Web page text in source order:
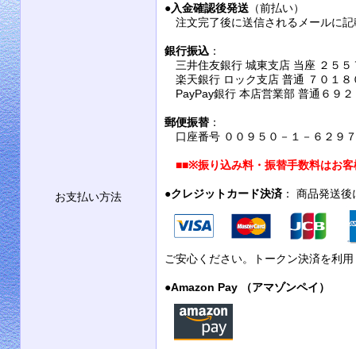
お支払い方法
●入金確認後発送 （前払い）
注文完了後に送信されるメールに
銀行振込 ：
三井住友銀行 城東支店 当座 ２５５
楽天銀行 ロック支店 普通 ７０１８
PayPay銀行 本店営業部 普通６９
郵便振替 ：
口座番号 ００９５０－１－６２９
■■※振り込み料・振替手数料はお
●クレジットカード決済 ： 商品発送
ご安心ください。トークン決済を利
●Amazon Pay （アマゾンペイ）